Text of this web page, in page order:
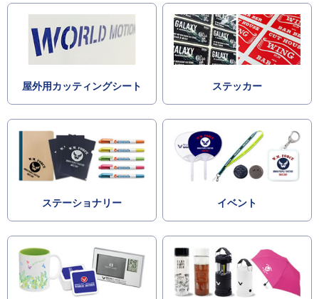
屋外用カッティングシート ステッカー
ステーショナリー イベント